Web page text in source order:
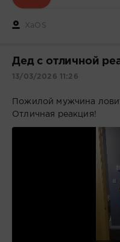
XaOS
Дед с отличной
13/03/2026 11:26
Пожилой мужчина
Отличная реакция!